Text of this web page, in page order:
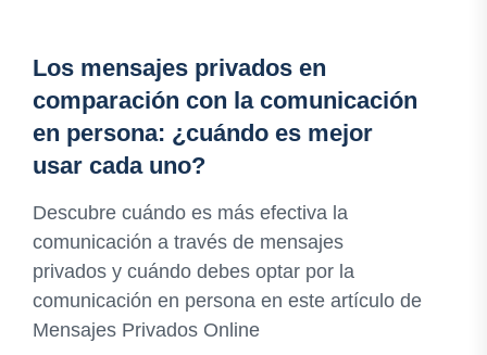
Los mensajes privados en
comparación con la comunicación
en persona: ¿cuándo es mejor
usar cada uno?
Descubre cuándo es más efectiva la
comunicación a través de mensajes
privados y cuándo debes optar por la
comunicación en persona en este artículo de
Mensajes Privados Online